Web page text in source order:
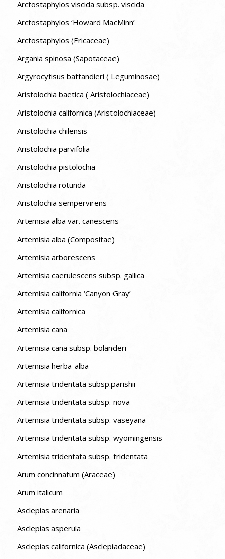
Arctostaphylos viscida subsp. viscida
Arctostaphylos ‘Howard MacMinn’
Arctostaphylos (Ericaceae)
Argania spinosa (Sapotaceae)
Argyrocytisus battandieri ( Leguminosae)
Aristolochia baetica ( Aristolochiaceae)
Aristolochia californica (Aristolochiaceae)
Aristolochia chilensis
Aristolochia parvifolia
Aristolochia pistolochia
Aristolochia rotunda
Aristolochia sempervirens
Artemisia alba var. canescens
Artemisia alba (Compositae)
Artemisia arborescens
Artemisia caerulescens subsp. gallica
Artemisia california ‘Canyon Gray’
Artemisia californica
Artemisia cana
Artemisia cana subsp. bolanderi
Artemisia herba-alba
Artemisia tridentata subsp.parishii
Artemisia tridentata subsp. nova
Artemisia tridentata subsp. vaseyana
Artemisia tridentata subsp. wyomingensis
Artemisia tridentata subsp. tridentata
Arum concinnatum (Araceae)
Arum italicum
Asclepias arenaria
Asclepias asperula
Asclepias californica (Asclepiadaceae)